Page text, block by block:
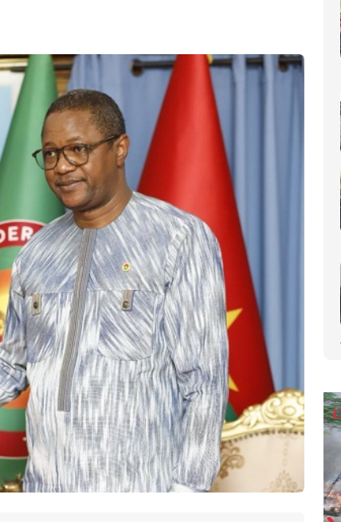
d'Ivoire occupe le 6ème rang africain et la 31e place